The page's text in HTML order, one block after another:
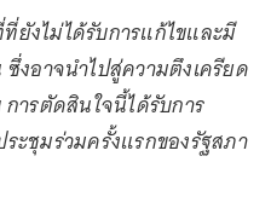
งไม่ได้รับการแก้ไขและมี
งอาจนำไปสู่ความตึงเครียด
ารตัดสินใจนี้ได้รับการ
ะชุมร่วมครั้งแรกของรัฐสภา